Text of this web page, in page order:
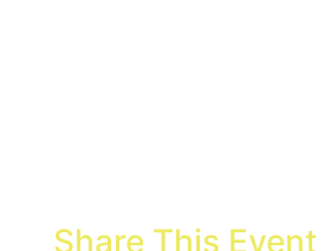
Share This Event